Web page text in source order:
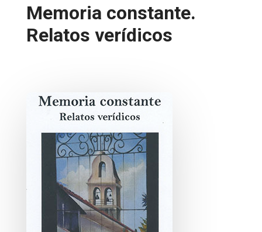
Memoria constante.
Relatos verídicos